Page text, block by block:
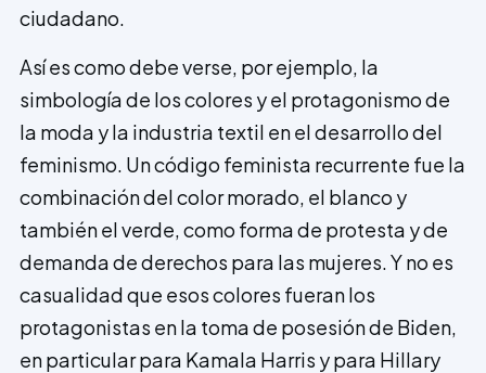
ciudadano.
Así es como debe verse, por ejemplo, la
simbología de los colores y el protagonismo de
la moda y la industria textil en el desarrollo del
feminismo. Un código feminista recurrente fue la
combinación del color morado, el blanco y
también el verde, como forma de protesta y de
demanda de derechos para las mujeres. Y no es
casualidad que esos colores fueran los
protagonistas en la toma de posesión de Biden,
en particular para Kamala Harris y para Hillary